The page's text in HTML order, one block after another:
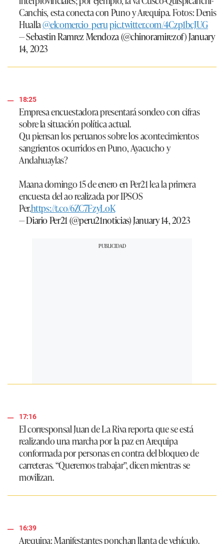
Canchis, esta conecta con Puno y Arequipa. Fotos: Denis
Hualla@elcomercio_perupic.twitter.com/4Czp1bcJUG
— Sebastin Ramrez Mendoza (@chinoramirezof)January
14, 2023
18:25
Empresa encuestadora presentará sondeo con cifras
sobre la situación política actual.
Qu piensan los peruanos sobre los acontecimientos
sangrientos ocurridos en Puno, Ayacucho y
Andahuaylas?
Maana domingo 15 de enero en Per21 lea la primera
encuesta del ao realizada por IPSOS
Per.https://t.co/6ZC7FzyLoK
— Diario Per21 (@peru21noticias)January 14, 2023
17:16
El corresponsal Juan de La Riva reporta que se está
realizando una marcha por la paz en Arequipa
conformada por personas en contra del bloqueo de
carreteras. “Queremos trabajar”, dicen mientras se
movilizan.
16:39
Arequipa: Manifestantes ponchan llanta de vehículo.